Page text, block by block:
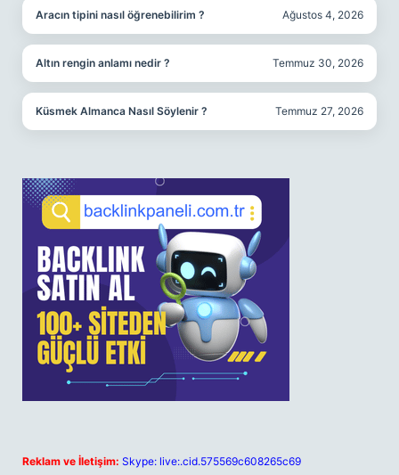
Aracın tipini nasıl öğrenebilirim ? Ağustos 4, 2026
Altın rengin anlamı nedir ? Temmuz 30, 2026
Küsmek Almanca Nasıl Söylenir ? Temmuz 27, 2026
Reklam ve İletişim: Skype: live:.cid.575569c608265c69